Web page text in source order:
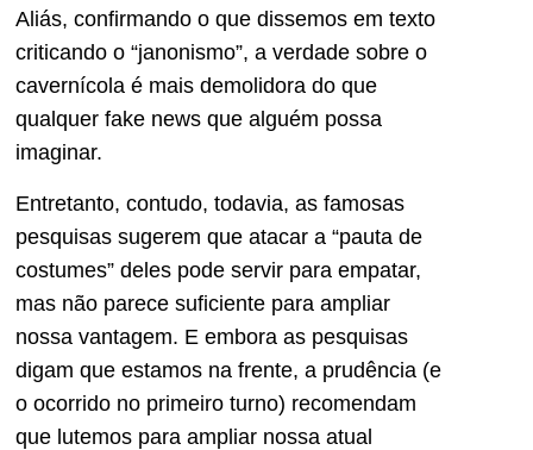
Aliás, confirmando o que dissemos em texto
criticando o “janonismo”, a verdade sobre o
cavernícola é mais demolidora do que
qualquer fake news que alguém possa
imaginar.
Entretanto, contudo, todavia, as famosas
pesquisas sugerem que atacar a “pauta de
costumes” deles pode servir para empatar,
mas não parece suficiente para ampliar
nossa vantagem. E embora as pesquisas
digam que estamos na frente, a prudência (e
o ocorrido no primeiro turno) recomendam
que lutemos para ampliar nossa atual